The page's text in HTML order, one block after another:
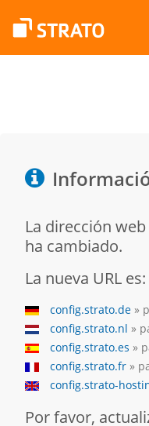
La dirección web
ha cambiado.
La nueva URL es:
config.strato.de »
config.strato.nl »
config.strato.es »
config.strato.fr »
config.strato-
Por favor,